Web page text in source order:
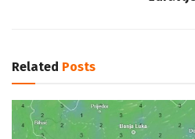
Related Posts